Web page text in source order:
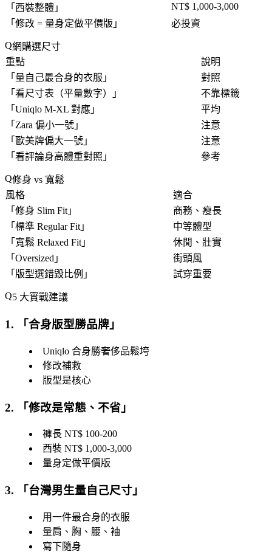
「 西裝整體 」
NT$ 1,000-3,000
「 修改 = 量身定做平價版 」 必投資
網購選尺寸
重點
說明
「 量自己最合身的衣服 」
對照
「 看尺寸表（平量數字） 」
不靠標籤
「 Uniqlo M-XL 對應 」
平均
「 Zara 偏小一號 」
注意
「 歐美牌偏大一號 」
注意
「 看評論身高體重對照 」 參考
修身 vs 寬鬆
風格
適合
「 修身 Slim Fit 」
商務、瘦長
「 標準 Regular Fit 」
中等體型
「 寬鬆 Relaxed Fit 」
休閒、壯實
「 Oversized 」
街頭風
「 版型選錯毀比例 」 試穿重要
5 大實戰建議
1. 「合身版型勝品牌 」
Uniqlo 合身勝奢侈品鬆垮
修改補救
版型是核心
2. 「修改是常態、不省 」
褲長 NT$ 100-200
西裝 NT$ 1,000-3,000
量身定做平價版
3. 「 台灣男生量自己尺寸 」
用一件最合身的衣服
量肩、胸、腰、袖
寫下隨身